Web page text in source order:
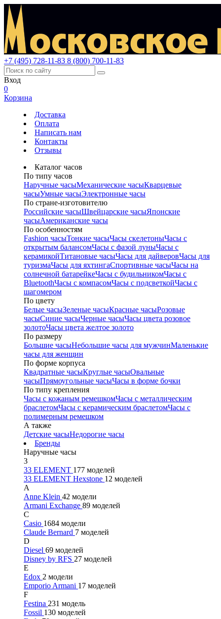
+7 (495) 728-11-83 8 (800) 700-11-83
Вход
0
Корзина
Доставка
Оплата
Написать нам
Контакты
Отзывы
Каталог часов
По типу часов
Наручные часыМеханические часыКварцевые
часыУмные часыЭлектронные часы
По стране-изготовителю
Российские часыШвейцарские часыЯпонские
часыАмериканские часы
По особенностям
Fashion часыТонкие часыЧасы скелетоныЧасы с
открытым балансомЧасы с фазой луныЧасы с
керамикойТитановые часыЧасы для дайверовЧасы для
туризмаЧасы для яхтингаСпортивные часыЧасы на
солнечной батарейкеЧасы с будильникомЧасы с
BluetoothЧасы с компасомЧасы с подсветкойЧасы с
шагомером
По цвету
Белые часыЗеленые часыКрасные часыРозовые
часыСиние часыЧерные часыЧасы цвета розовое
золотоЧасы цвета желтое золото
По размеру
Большие часыНебольшие часы для мужчинМаленькие
часы для женщин
По форме корпуса
Квадратные часыКруглые часыОвальные
часыПрямоугольные часыЧасы в форме бочки
По типу крепления
Часы с кожаным ремешкомЧасы с металлическим
браслетомЧасы с керамическим браслетомЧасы с
полимерным ремешком
А также
Детские часыНедорогие часы
Бренды
Наручные часы
3
33 ELEMENT 177 моделей
33 ELEMENT Hexstone 12 моделей
A
Anne Klein 42 модели
Armani Exchange 89 моделей
C
Casio 1684 модели
Claude Bernard 7 моделей
D
Diesel 69 моделей
Disney by RFS 27 моделей
E
Edox 2 модели
Emporio Armani 17 моделей
F
Festina 231 модель
Fossil 130 моделей